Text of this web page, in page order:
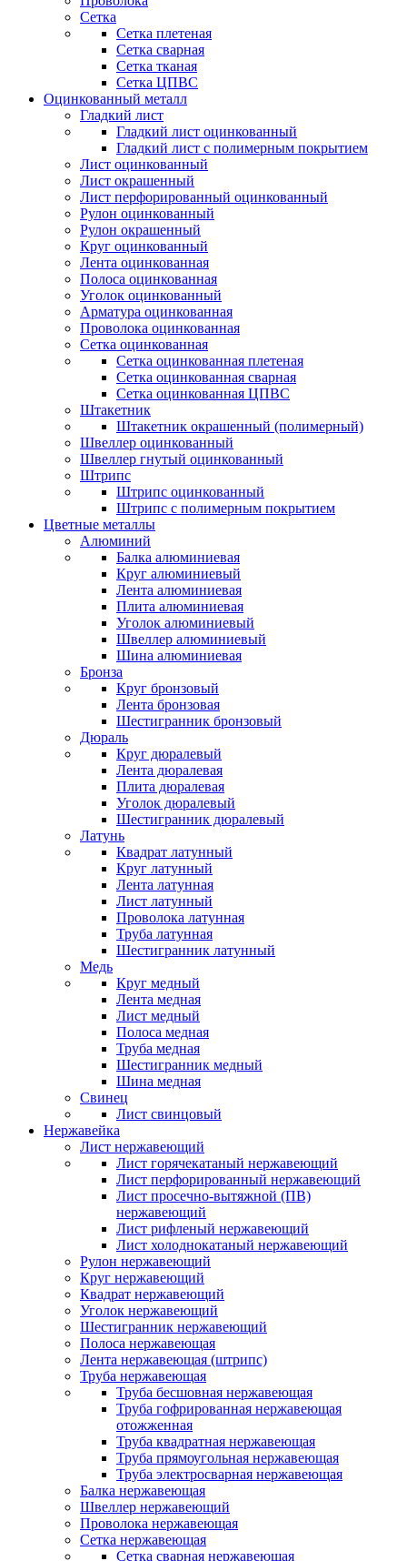
Сетка
Сетка плетеная
Сетка сварная
Сетка тканая
Сетка ЦПВС
Оцинкованный металл
Гладкий лист
Гладкий лист оцинкованный
Гладкий лист с полимерным покрытием
Лист оцинкованный
Лист окрашенный
Лист перфорированный оцинкованный
Рулон оцинкованный
Рулон окрашенный
Круг оцинкованный
Лента оцинкованная
Полоса оцинкованная
Уголок оцинкованный
Арматура оцинкованная
Проволока оцинкованная
Сетка оцинкованная
Сетка оцинкованная плетеная
Сетка оцинкованная сварная
Сетка оцинкованная ЦПВС
Штакетник
Штакетник окрашенный (полимерный)
Швеллер оцинкованный
Швеллер гнутый оцинкованный
Штрипс
Штрипс оцинкованный
Штрипс с полимерным покрытием
Цветные металлы
Алюминий
Балка алюминиевая
Круг алюминиевый
Лента алюминиевая
Плита алюминиевая
Уголок алюминиевый
Швеллер алюминиевый
Шина алюминиевая
Бронза
Круг бронзовый
Лента бронзовая
Шестигранник бронзовый
Дюраль
Круг дюралевый
Лента дюралевая
Плита дюралевая
Уголок дюралевый
Шестигранник дюралевый
Латунь
Квадрат латунный
Круг латунный
Лента латунная
Лист латунный
Проволока латунная
Труба латунная
Шестигранник латунный
Медь
Круг медный
Лента медная
Лист медный
Полоса медная
Труба медная
Шестигранник медный
Шина медная
Свинец
Лист свинцовый
Нержавейка
Лист нержавеющий
Лист горячекатаный нержавеющий
Лист перфорированный нержавеющий
Лист просечно-вытяжной (ПВ)
нержавеющий
Лист рифленый нержавеющий
Лист холоднокатаный нержавеющий
Рулон нержавеющий
Круг нержавеющий
Квадрат нержавеющий
Уголок нержавеющий
Шестигранник нержавеющий
Полоса нержавеющая
Лента нержавеющая (штрипс)
Труба нержавеющая
Труба бесшовная нержавеющая
Труба гофрированная нержавеющая
отожженная
Труба квадратная нержавеющая
Труба прямоугольная нержавеющая
Труба электросварная нержавеющая
Балка нержавеющая
Швеллер нержавеющий
Проволока нержавеющая
Сетка нержавеющая
Сетка сварная нержавеющая